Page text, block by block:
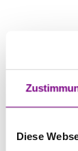
Diese